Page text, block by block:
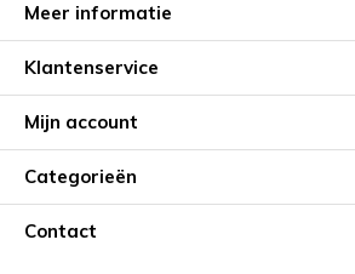
Meer informatie
Klantenservice
Mijn account
Categorieën
Contact